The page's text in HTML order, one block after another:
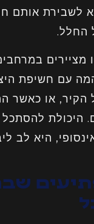
לשבירת אותם
החלל.
מציירים
עם חשיפת
הקיר, או כאשר
היכולת
היא